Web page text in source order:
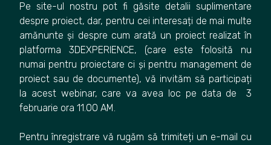
Pe site-ul nostru pot fi găsite detalii suplimentare
despre proiect, dar, pentru cei interesați de mai multe
amănunte și despre cum arată un proiect realizat în
platforma 3DEXPERIENCE, (care este folosită nu
numai pentru proiectare ci și pentru management de
proiect sau de documente), vă invităm să participați
la acest webinar, care va avea loc pe data de 3
februarie ora 11.00 AM.
Pentru înregistrare vă rugăm să trimiteți un e-mail cu